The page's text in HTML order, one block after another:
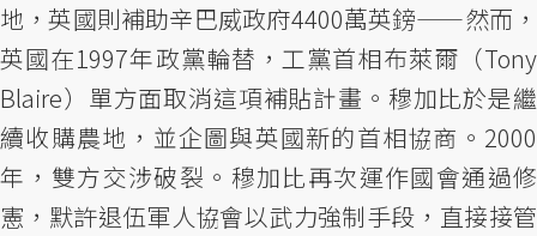
地，英國則補助辛巴威政府4400萬英鎊——然而，
英國在1997年政黨輪替，工黨首相布萊爾（Tony
Blaire）單方面取消這項補貼計畫。穆加比於是繼
續收購農地，並企圖與英國新的首相協商。2000
年，雙方交涉破裂。穆加比再次運作國會通過修
憲，默許退伍軍人協會以武力強制手段，直接接管